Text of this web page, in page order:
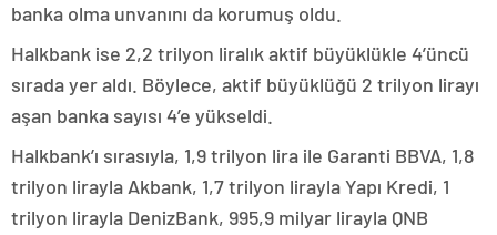
banka olma unvanını da korumuş oldu.
Halkbank ise 2,2 trilyon liralık aktif büyüklükle 4’üncü
sırada yer aldı. Böylece, aktif büyüklüğü 2 trilyon lirayı
aşan banka sayısı 4’e yükseldi.
Halkbank’ı sırasıyla, 1,9 trilyon lira ile Garanti BBVA, 1,8
trilyon lirayla Akbank, 1,7 trilyon lirayla Yapı Kredi, 1
trilyon lirayla DenizBank, 995,9 milyar lirayla QNB